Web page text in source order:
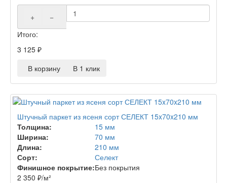
+
−
Итого:
3 125 ₽
В корзину
В 1 клик
Штучный паркет из ясеня сорт СЕЛЕКТ 15x70x210 мм
Толщина:
15 мм
Ширина:
70 мм
Длина:
210 мм
Сорт:
Селект
Финишное покрытие:Без покрытия
2 350 ₽/м²